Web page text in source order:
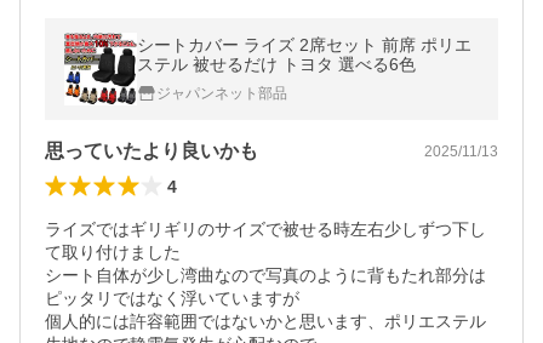
シートカバー ライズ 2席セット 前席 ポリエ
ステル 被せるだけ トヨタ 選べる6色
ジャパンネット部品
思っていたより良いかも 2025/11/13
4
ライズではギリギリのサイズで被せる時左右少しずつ下し
て取り付けました
シート自体が少し湾曲なので写真のように背もたれ部分は
ピッタリではなく浮いていますが
個人的には許容範囲ではないかと思います、ポリエステル